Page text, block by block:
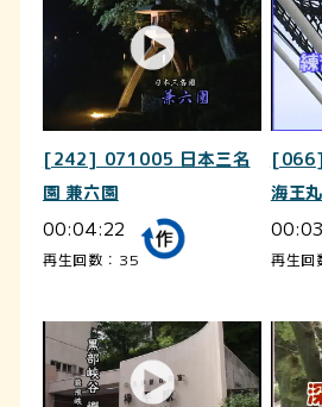
[242] 071005 日本三名
園 兼六園
00:04:22
再生回数：35
海王
再生回